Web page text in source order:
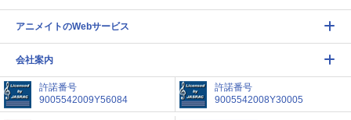
アニメイトのWebサービス
会社案内
許諾番号
9005542009Y56084
許諾番号
9005542008Y30005